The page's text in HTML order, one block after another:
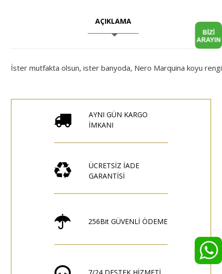
AÇIKLAMA
İster mutfakta olsun, ister banyoda, Nero Marquina koyu rengi
AYNI GÜN KARGO
İMKANI
ÜCRETSİZ İADE
GARANTİSİ
256Bit GÜVENLİ ÖDEME